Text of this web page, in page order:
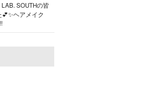
SOUTHの皆
ヘアメイク